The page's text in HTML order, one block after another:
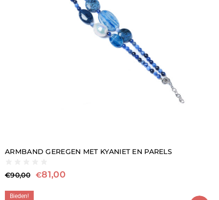
ARMBAND GEREGEN MET KYANIET EN PARELS
€90,00 €81,00
Bieden!